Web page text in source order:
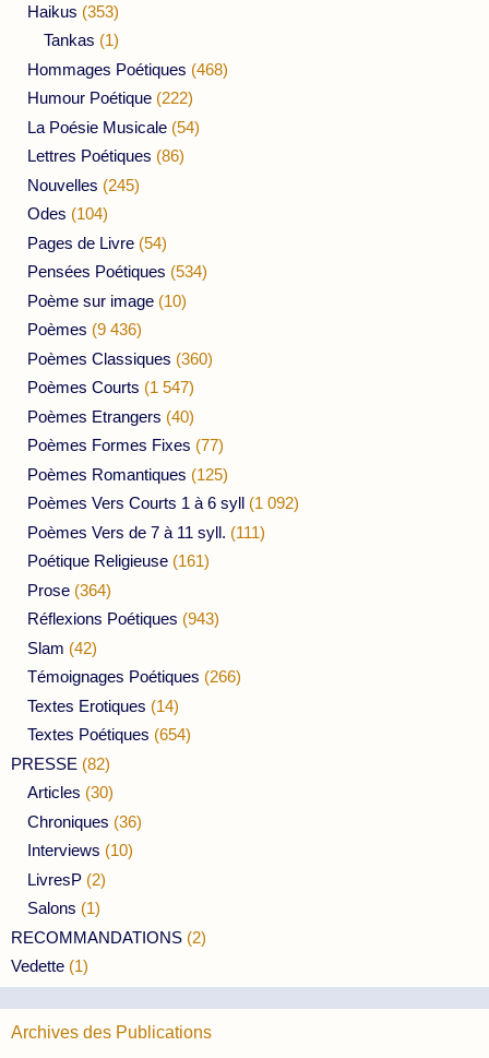
Haikus (353)
Tankas (1)
Hommages Poétiques (468)
Humour Poétique (222)
La Poésie Musicale (54)
Lettres Poétiques (86)
Nouvelles (245)
Odes (104)
Pages de Livre (54)
Pensées Poétiques (534)
Poème sur image (10)
Poèmes (9 436)
Poèmes Classiques (360)
Poèmes Courts (1 547)
Poèmes Etrangers (40)
Poèmes Formes Fixes (77)
Poèmes Romantiques (125)
Poèmes Vers Courts 1 à 6 syll (1 092)
Poèmes Vers de 7 à 11 syll. (111)
Poétique Religieuse (161)
Prose (364)
Réflexions Poétiques (943)
Slam (42)
Témoignages Poétiques (266)
Textes Erotiques (14)
Textes Poétiques (654)
PRESSE (82)
Articles (30)
Chroniques (36)
Interviews (10)
LivresP (2)
Salons (1)
RECOMMANDATIONS (2)
Vedette (1)
Archives des Publications